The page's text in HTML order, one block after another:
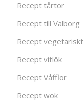
Recept tårtor
Recept till Valborg
Recept vegetariskt
Recept vitlök
Recept Våfflor
Recept wok